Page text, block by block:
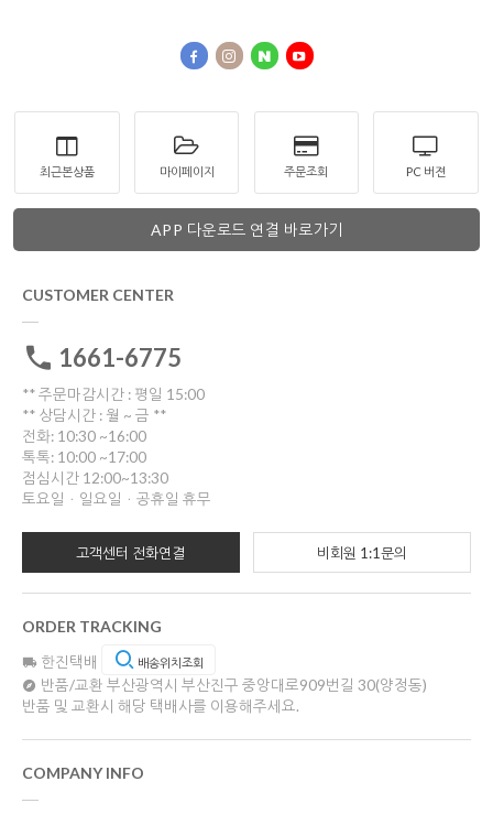
최근본상품 마이페이지 주문조회 PC 버젼
APP 다운로드 연결 바로가기
CUSTOMER CENTER
1661-6775
** 주문마감시간 : 평일 15:00
** 상담시간 : 월 ~ 금 **
전화: 10:30 ~16:00
톡톡: 10:00 ~17:00
점심시간 12:00~13:30
토요일ㆍ일요일ㆍ공휴일 휴무
고객센터 전화연결 비회원 1:1문의
ORDER TRACKING
한진택배 배송위치조회
반품/교환 부산광역시 부산진구 중앙대로909번길 30(양정동)
반품 및 교환시 해당 택배사를 이용해주세요.
COMPANY INFO